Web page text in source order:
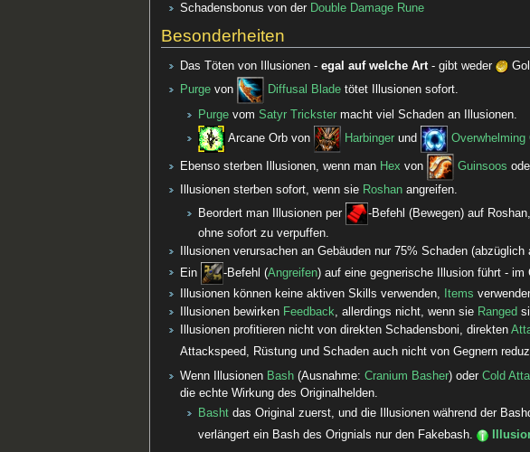
Schadensbonus von der Double Damage Rune
Besonderheiten
Das Töten von Illusionen - egal auf welche Art- gibt weder
Purgevon Diffusal Bladetötet Illusionen sofort.
Purgevom Satyr Trickstermacht viel Schaden an Illusionen.
Arcane Orb von
Harbingerund Overwhelming
Ebenso sterben Illusionen, wenn man Hex von Guinsoos
Illusionen sterben sofort, wenn sie Roshanangreifen.
Beordert man Illusionen per
-Befehl (Bewegen) auf
ohne sofort zu verpuffen.
Illusionen verursachen an Gebäuden nur 75% Schaden
Ein
-Befehl (Angreifen) auf eine gegnerische Illusion führt -
Illusionen können keine aktiven Skills verwenden,
Items
Illusionen bewirken Feedback, allerdings nicht, wenn sie Ranged
Illusionen profitieren nicht von direkten Schadensboni, direkten
Attackspeed, Rüstung und Schaden auch nicht von Gegnern
Wenn Illusionen Bash(Ausnahme: Cranium Basher) oder Cold
die echte Wirkung des Originalhelden.
Bashtdas Original zuerst, und die Illusionen während der
verlängert ein Bash des Orignials nur den Fakebash.